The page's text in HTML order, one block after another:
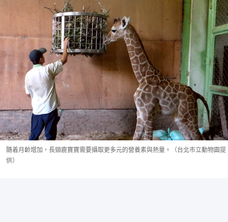
隨着月齡增加，長頸鹿寶寶需要攝取更多元的營養素與熱量。（台北市立動物園提
供）